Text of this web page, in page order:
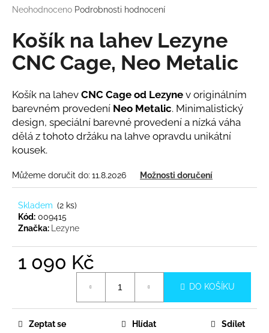
Průměrné
produktu
je
0,0
z
hvězdiček.
Neohodnoceno Podrobnosti hodnocení
Košík na lahev Lezyne
CNC Cage, Neo Metalic
Košík na lahev CNC Cage od Lezyne v originálním
barevném provedení Neo Metalic. Minimalistický
design, speciální barevné provedení a nízká váha
dělá z tohoto držáku na lahve opravdu unikátní
kousek.
Můžeme doručit do: 11.8.2026 Možnosti doručení
Skladem (2 ks)
Kód: 009415
Značka: Lezyne
1 090 Kč
DO KOŠÍKU
Zeptat se Hlídat Sdílet
a
j
í
t
HLEDAT
D
o
p
o
r
u
e
m